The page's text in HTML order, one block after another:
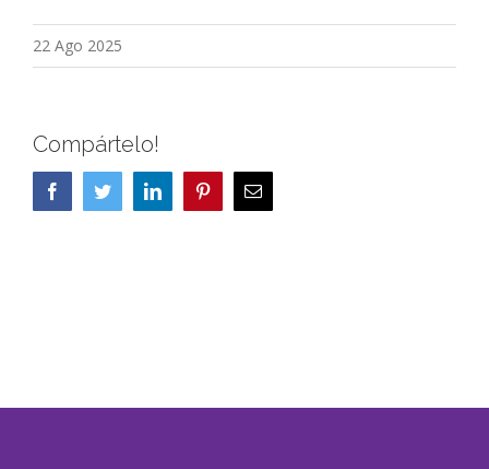
22 Ago 2025
Compártelo!
FacebookTwitterLinkedIn PinterestCorreo
electrónico